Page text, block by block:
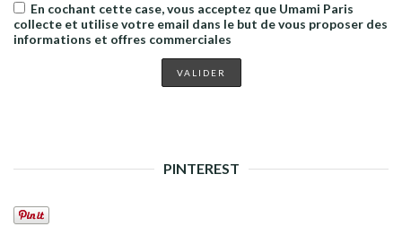
En cochant cette case, vous acceptez que Umami Paris
collecte et utilise votre email dans le but de vous proposer des
informations et offres commerciales
PINTEREST